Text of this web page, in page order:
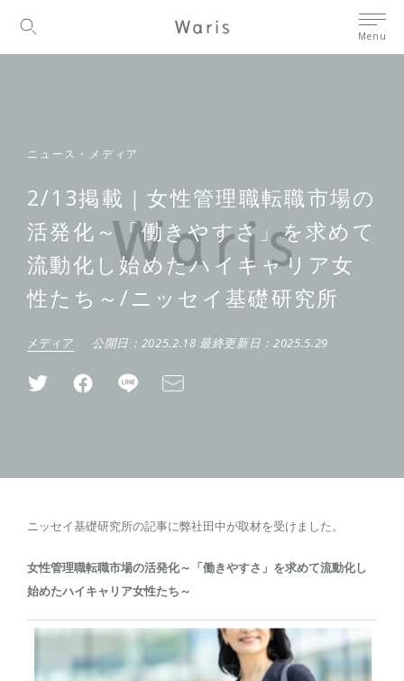
Menu
ニュース・メディア
2/13掲載｜女性管理職転職市場の
活発化～「働きやすさ」を求めて
流動化し始めたハイキャリア女
性たち～/ニッセイ基礎研究所
メディア 公開日： 2025.2.18 最終更新日：2025.5.29
ニッセイ基礎研究所の記事に弊社田中が取材を受けました。
女性管理職転職市場の活発化～「働きやすさ」を求めて流動化し
始めたハイキャリア女性たち～